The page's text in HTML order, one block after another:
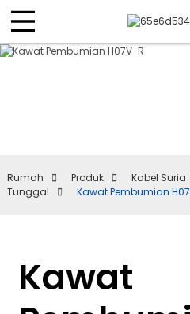
Rumah Produk Kabel Suria
Tunggal
Kawat Pembumian
Kawat